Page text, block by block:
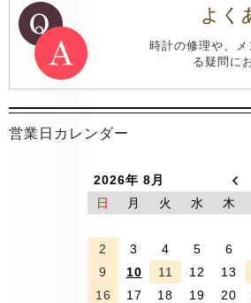
よく
時計の修理や、
る疑問に
営業日カレンダー
2026年 8月
日
月 火 水 木
2
3 4 5 6
9
10 11 12 13
16
17 18 19 20